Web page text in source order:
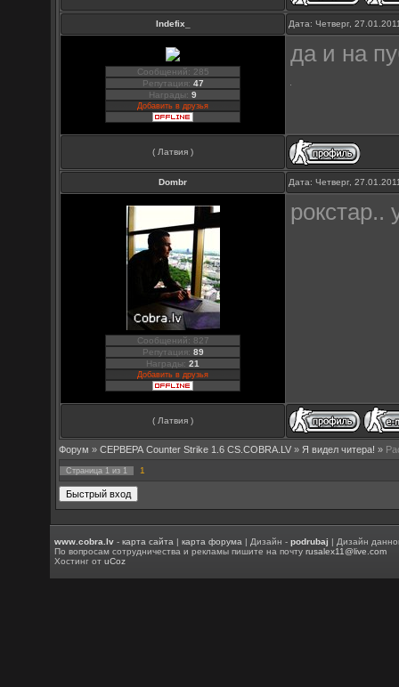
Indefix_ Дата: Четверг,
Сообщений: 285
Репутация: 47
Награды:9
Добавить в друзья
да и на
( Латвия )
Dombr Дата: Четверг,
Сообщений: 827
Репутация: 89
Награды:21
Добавить в друзья
( Латвия )
Форум » СЕРВЕРА Counter Strike 1.6 CS.COBRA.LV » Я видел читера! »
Страница 1 из 1 1
www.cobra.lv -карта сайта |карта форума | Дизайн -podrubaj | Дизайн
По вопросам сотрудничества и рекламы пишите на почтуrusalex11@live.com
Хостинг отuCoz